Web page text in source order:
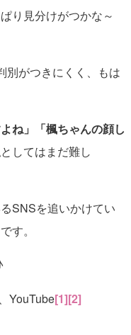
り見分けがつかな～
別がつきにくく、もは
ね」「楓ちゃんの顔し
してはまだ難し
SNSを追いかけてい
す。
、YouTube[1][2]